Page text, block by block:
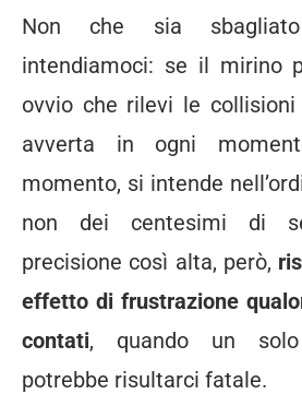
Non che sia
intendiamoci: se il mirino
ovvio che rilevi le
avverta in ogni
momento, si intende
non dei centesimi di
precisione così alta, però,
effetto di frustrazione
contati, quando un
potrebbe risultarci fatale.